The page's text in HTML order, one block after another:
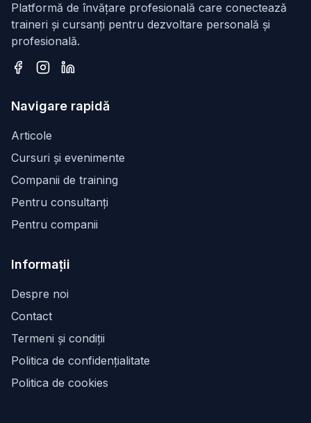
Platformă de învățare profesională care conectează
traineri și cursanți pentru dezvoltare personală și
profesională.
Navigare rapidă
Articole
Cursuri și evenimente
Companii de training
Pentru consultanți
Pentru companii
Informații
Despre noi
Contact
Termeni și condiții
Politica de confidențialitate
Politica de cookies